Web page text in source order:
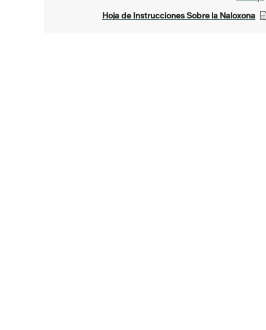
Hoja de Instrucciones Sobre la Naloxona